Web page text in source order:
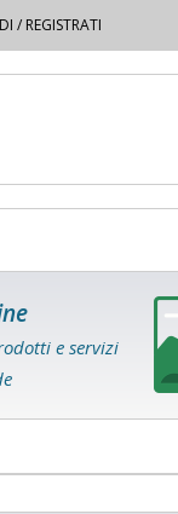
/ REGISTRATI
e servizi